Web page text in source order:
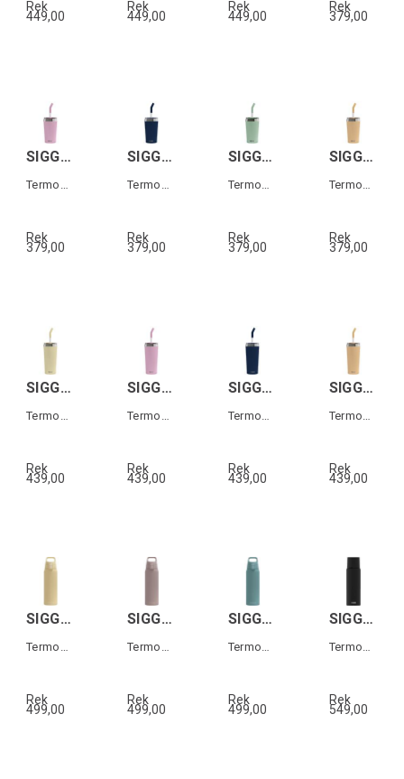
Rek
449,00
Rek
449,00
Rek
449,00
Rek
379,00
SIGG HELIA TRAVEL MUG Rosa 0,45 L
Rek
379,00
SIGG HELIA TRAVEL MUG Mörkblå 0,45 L
Rek
379,00
SIGG HELIA TRAVEL MUG Grön 0,45 L
Rek
379,00
SIGG HELIA TRAVEL MUG Orange 0,45 L
Rek
379,00
SIGG HELIA TRAVEL MUG Gul 0,6 L
Rek
439,00
SIGG HELIA TRAVEL MUG Rosa 0,6 L
Rek
439,00
SIGG HELIA TRAVEL MUG Mörkblå 0,6 L
Rek
439,00
SIGG HELIA TRAVEL MUG Orange 0,6 L
Rek
439,00
SIGG SHIELD THERM ONE Yellow 0,75L
Rek
499,00
SIGG SHIELD THERM ONE Dusk 0,75L
Rek
499,00
SIGG SHIELD THERM ONE Morning Blue 0,75L
Rek
499,00
SIGG GEMSTONE IBT Svart 1,1L
Rek
549,00